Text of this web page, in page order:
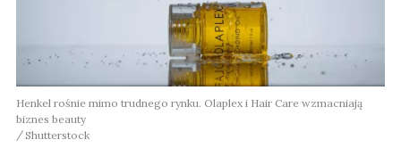
Henkel rośnie mimo trudnego rynku. Olaplex i Hair Care wzmacniają
biznes beauty
Shutterstock